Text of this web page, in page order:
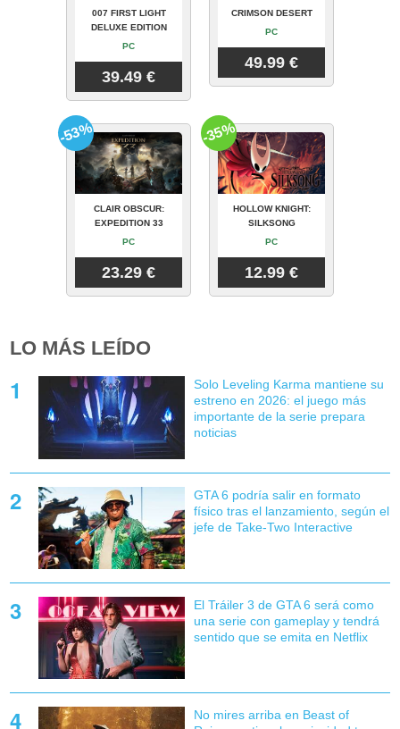
007 FIRST LIGHT
DELUXE EDITION
PC
39.49 €
CRIMSON DESERT
PC
49.99 €
CLAIR OBSCUR:
EXPEDITION 33
PC
23.29 €
-53%
HOLLOW KNIGHT:
SILKSONG
PC
12.99 €
-35%
LO MÁS LEÍDO
Solo Leveling Karma mantiene su
estreno en 2026: el juego más
importante de la serie prepara
noticias
GTA 6 podría salir en formato
físico tras el lanzamiento, según el
jefe de Take-Two Interactive
El Tráiler 3 de GTA 6 será como
una serie con gameplay y tendrá
sentido que se emita en Netflix
No mires arriba en Beast of